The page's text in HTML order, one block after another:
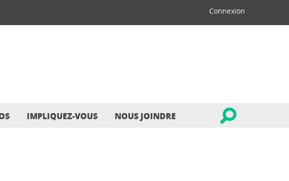
Connexion
IMPLIQUEZ-VOUS NOUS JOINDRE